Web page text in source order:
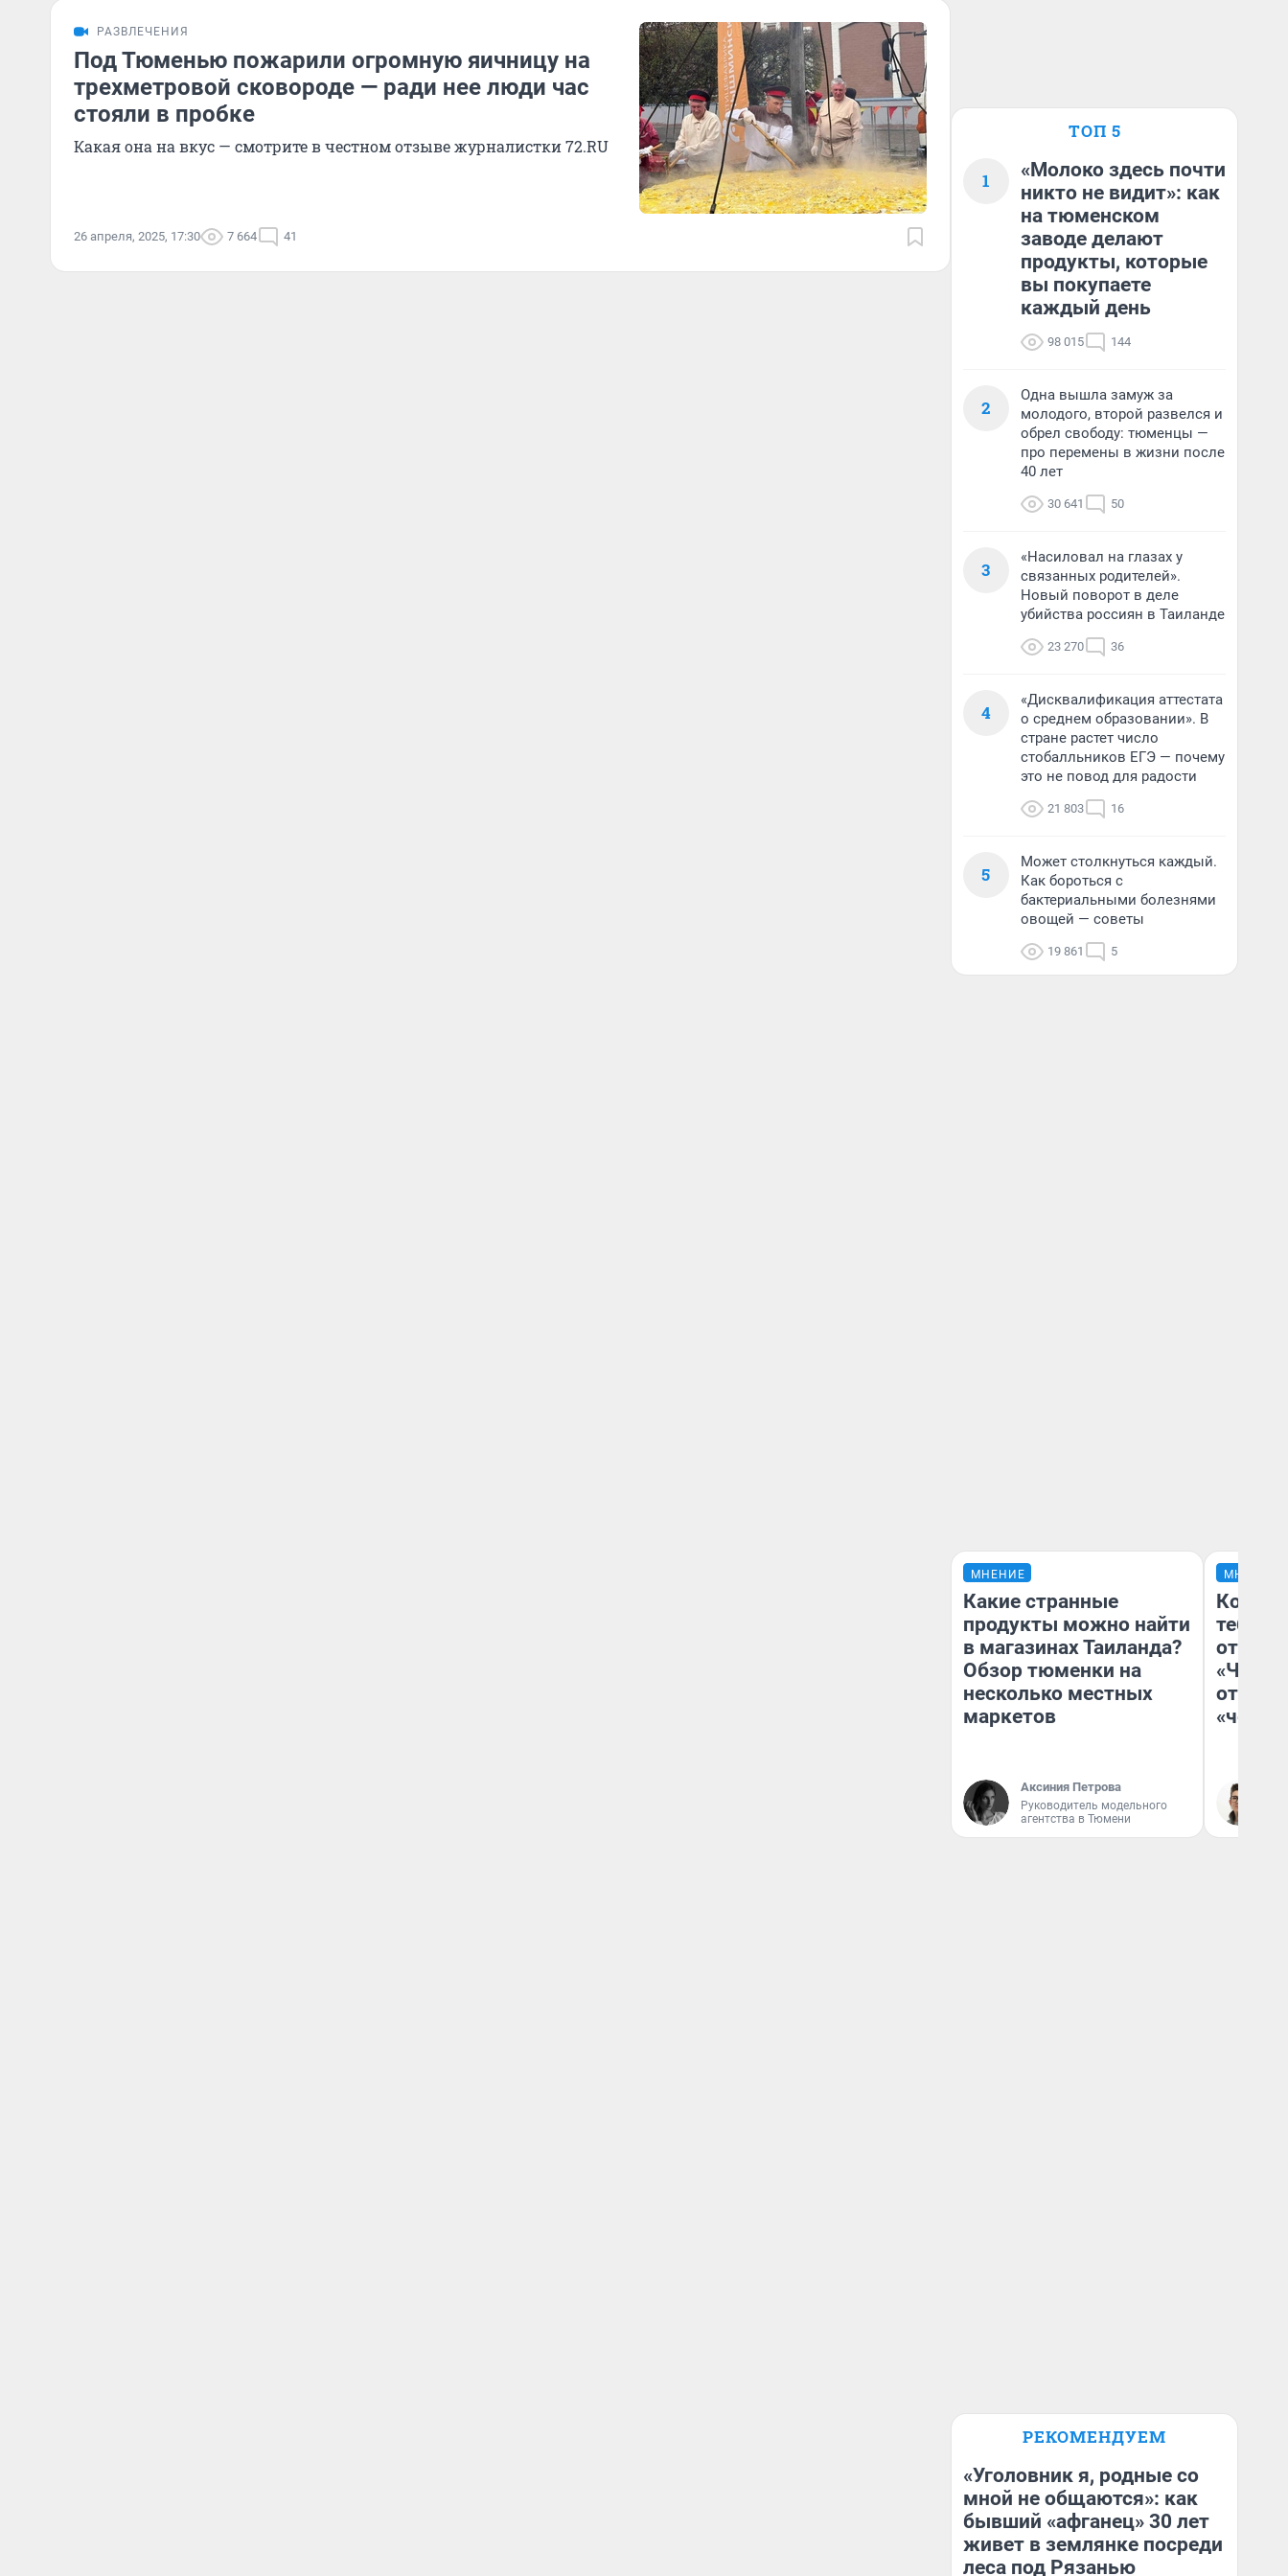
РАЗВЛЕЧЕНИЯ
Под Тюменью пожарили огромную яичницу на
трехметровой сковороде — ради нее люди час
стояли в пробке
Какая она на вкус — смотрите в честном отзыве журналистки 72.RU
26 апреля, 2025, 17:30 7 664 41
ТОП 5
1
«Молоко здесь почти
никто не видит»: как
на тюменском
заводе делают
продукты, которые
вы покупаете
каждый день
98 015 144
2
Одна вышла замуж за
молодого, второй развелся и
обрел свободу: тюменцы —
про перемены в жизни после
40 лет
30 641 50
3
«Насиловал на глазах у
связанных родителей».
Новый поворот в деле
убийства россиян в Таиланде
23 270 36
4
«Дисквалификация аттестата
о среднем образовании». В
стране растет число
стобалльников ЕГЭ — почему
это не повод для радости
21 803 16
5
Может столкнуться каждый.
Как бороться с
бактериальными болезнями
овощей — советы
19 861 5
МНЕНИЕ
Какие странные
продукты можно найти
в магазинах Таиланда?
Обзор тюменки на
несколько местных
маркетов
Аксиния Петрова
Руководитель модельного
агентства в Тюмени
МНЕНИЕ
тебя
отзыв
РЕКОМЕНДУЕМ
«Уголовник я, родные со
мной не общаются»: как
бывший «афганец» 30 лет
живет в землянке посреди
леса под Рязанью